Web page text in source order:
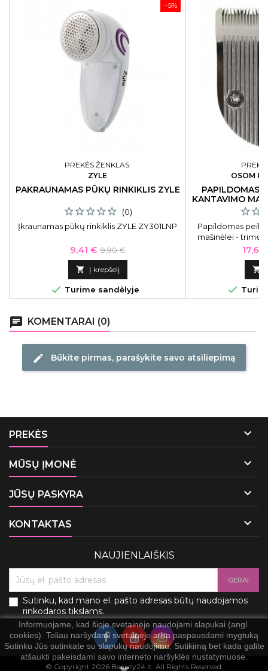
−5%
PREKĖS ŽENKLAS:
ZYLE
PAKRAUNAMAS PŪKŲ RINKIKLIS ZYLE
(0)
Įkraunamas pūkų rinkiklis ZYLE ZY301LNP
Kaina
9,41 € Bazinė
kaina
9,90 €
 Į krepšelį
 Turime sandėlyje
OSOM
PAPILDOMAS
KANTAVIMO
Papildomas
mašinėlei -
Hair Trimmer
Kaina


chat KOMENTARAI (0)
edit Būkite pirmas, parašykite savo atsiliepimą
PREKĖS 
MŪSŲ ĮMONĖ 
JŪSŲ PASKYRA 
KONTAKTAS 
Informuojame, kad šioje svetainėje naudojami slapukai (angl.
cookies). Toliau naršydami svetainėje arba paspausdami mygtuką
Sutinku Jūs sutinkate su slapukų naudojimu. Sutikimą bet kada galite
atšaukti pakeisdami savo interneto naršyklės nustatymuose.
NAUJIENLAIŠKIS
Sutinku, kad mano el. pašto adresas būtų naudojamos
rinkodaros tikslams.
© Copyright 2026 Beauty24.lt. All Rights Reserved.